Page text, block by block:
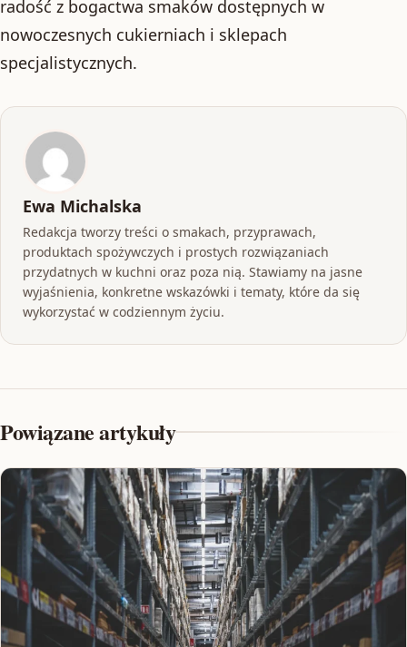
radość z bogactwa smaków dostępnych w
nowoczesnych cukierniach i sklepach
specjalistycznych.
Ewa Michalska
Redakcja tworzy treści o smakach, przyprawach,
produktach spożywczych i prostych rozwiązaniach
przydatnych w kuchni oraz poza nią. Stawiamy na jasne
wyjaśnienia, konkretne wskazówki i tematy, które da się
wykorzystać w codziennym życiu.
Powiązane artykuły